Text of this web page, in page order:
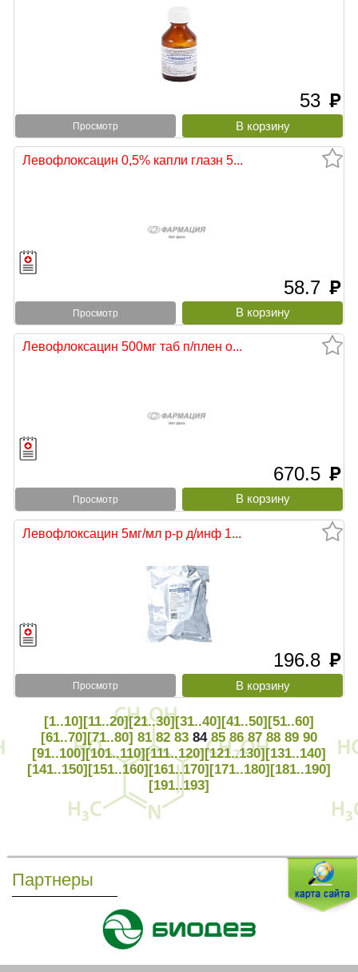
53 руб
Просмотр
Левофлоксацин 0,5% капли глазн 5...
58.7 руб
Просмотр
Левофлоксацин 500мг таб п/плен о...
670.5 руб
Просмотр
Левофлоксацин 5мг/мл р-р д/инф 1...
196.8 руб
Просмотр
[1..10] [11..20][21..30][31..40] [41..50] [51..60]
[61..70] [71..80] 81 82 83 84 85 86 87 88 89 90
[91..100][101..110][111..120][121..130][131..140]
[141..150] [151..160] [161..170] [171..180] [181..190]
[191..193]
Партнеры